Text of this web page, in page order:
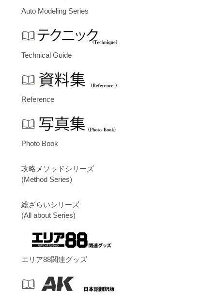
Auto Modeling Series
Technical Guide
Reference
Photo Book
攻略メソッドシリーズ
(Method Series)
総ざらいシリーズ
(All about Series)
エリア88関連グッズ